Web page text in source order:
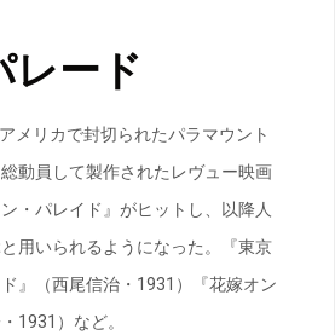
レード
メリカで封切られたパラマウント
動員して製作されたレヴュー映画
・パレイド』がヒットし、以降人
用いられるようになった。『東京
』（西尾信治・1931）『花嫁オン
1931）など。